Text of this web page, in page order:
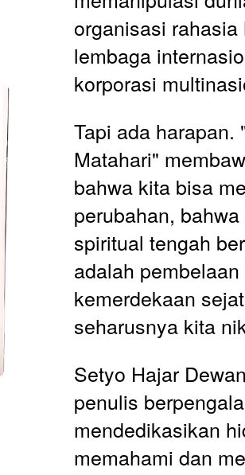
organisasi rahasia
lembaga
korporasi
Tapi ada harapan.
Matahari"
bahwa kita bisa
perubahan,
spiritual tengah
adalah
kemerdekaan
seharusnya kita
Setyo Hajar
penulis
mendedikasikan
memahami dan